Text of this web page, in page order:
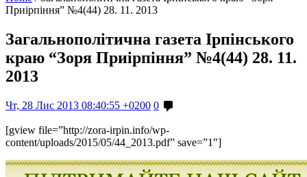
Приірпіння” №4(44) 28. 11. 2013
Загальнополітична газета Ірпінського
краю “Зоря Приірпіння” №4(44) 28. 11.
2013
Чт, 28 Лис 2013 08:40:55 +0200 0
[gview file=”http://zora-irpin.info/wp-
content/uploads/2015/05/44_2013.pdf” save=”1″]